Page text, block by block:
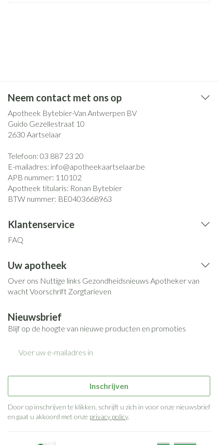
Neem contact met ons op
Apotheek Bytebier-Van Antwerpen BV
Guido Gezellestraat 10
2630 Aartselaar
Telefoon: 03 887 23 20
E-mailadres: info@apotheekaartselaar.be
APB nummer: 110102
Apotheek titularis: Ronan Bytebier
BTW nummer: BE0403668963
Klantenservice
FAQ
Uw apotheek
Over ons Nuttige links Gezondheidsnieuws Apotheker van
wachtVoorschrift Zorgtarieven
Nieuwsbrief
Blijf op de hoogte van nieuwe producten en promoties
Inschrijven
Door op inschrijven te klikken, schrijft u zich in voor onze nieuwsbrief
en gaat u akkoord met onze privacy policy.